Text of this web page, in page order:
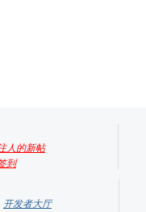
人的新帖
到
开发者大厅